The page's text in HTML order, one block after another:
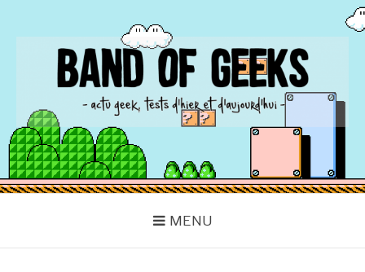
BAND OF GEEKS
Actu Geek d'hier et d'aujourd'hui
MENU